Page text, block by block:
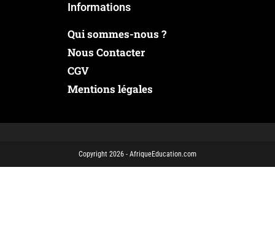
Informations
Qui sommes-nous ?
Nous Contacter
CGV
Mentions légales
Copyright 2026 - AfriqueEducation.com